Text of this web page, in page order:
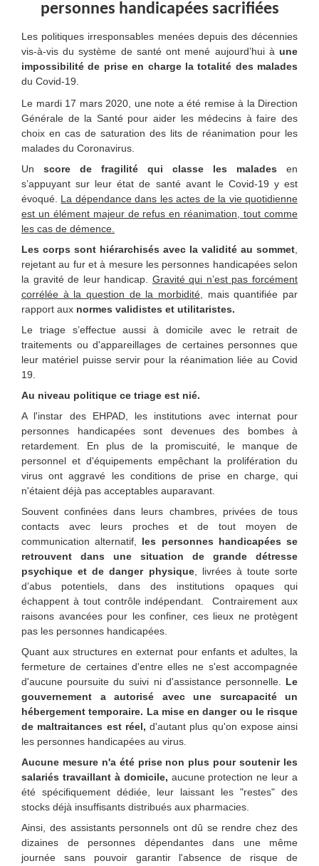
personnes handicapées sacrifiées
Les politiques irresponsables menées depuis des décennies
vis-à-vis du système de santé ont mené aujourd’hui à une
impossibilité de prise en charge la totalité des malades
du Covid-19.
Le mardi 17 mars 2020, une note a été remise à la Direction
Générale de la Santé pour aider les médecins à faire des
choix en cas de saturation des lits de réanimation pour les
malades du Coronavirus.
Un score de fragilité qui classe les malades en
s’appuyant sur leur état de santé avant le Covid-19 y est
évoqué. La dépendance dans les actes de la vie quotidienne
est un élément majeur de refus en réanimation, tout comme
les cas de démence.
Les corps sont hiérarchisés avec la validité au sommet,
rejetant au fur et à mesure les personnes handicapées selon
la gravité de leur handicap. Gravité qui n’est pas forcément
corrélée à la question de la morbidité, mais quantifiée par
rapport aux normes validistes et utilitaristes.
Le triage s’effectue aussi à domicile avec le retrait de
traitements ou d'appareillages de certaines personnes que
leur matériel puisse servir pour la réanimation liée au Covid
19.
Au niveau politique ce triage est nié.
A l'instar des EHPAD, les institutions avec internat pour
personnes handicapées sont devenues des bombes à
retardement. En plus de la promiscuité, le manque de
personnel et d'équipements empêchant la prolifération du
virus ont aggravé les conditions de prise en charge, qui
n'étaient déjà pas acceptables auparavant.
Souvent confinées dans leurs chambres, privées de tous
contacts avec leurs proches et de tout moyen de
communication alternatif, les personnes handicapées se
retrouvent dans une situation de grande détresse
psychique et de danger physique, livrées à toute sorte
d’abus potentiels, dans des institutions opaques qui
échappent à tout contrôle indépendant. Contrairement aux
raisons avancées pour les confiner, ces lieux ne protègent
pas les personnes handicapées.
Quant aux structures en externat pour enfants et adultes, la
fermeture de certaines d'entre elles ne s'est accompagnée
d'aucune poursuite du suivi ni d'assistance personnelle. Le
gouvernement a autorisé avec une surcapacité un
hébergement temporaire. La mise en danger ou le risque
de maltraitances est réel, d'autant plus qu'on expose ainsi
les personnes handicapées au virus.
Aucune mesure n'a été prise non plus pour soutenir les
salariés travaillant à domicile, aucune protection ne leur a
été spécifiquement dédiée, leur laissant les "restes" des
stocks déjà insuffisants distribués aux pharmacies.
Ainsi, des assistants personnels ont dû se rendre chez des
dizaines de personnes dépendantes dans une même
journée sans pouvoir garantir l'absence de risque de